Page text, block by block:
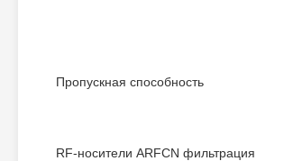
Пропускная способность
RF-носители ARFCN фильтрация